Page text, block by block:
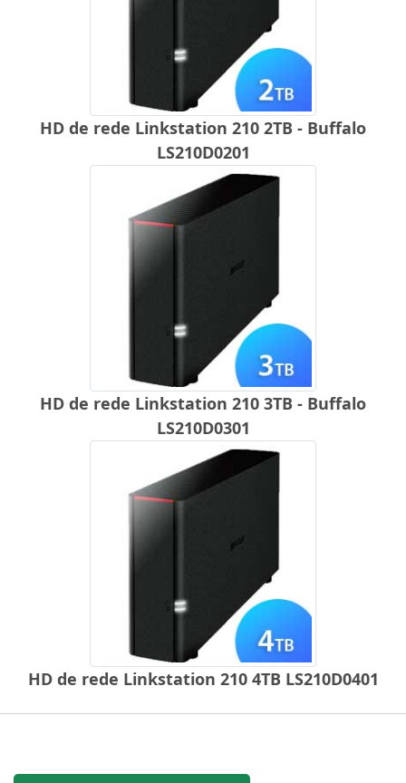
HD de rede Linkstation 210 2TB - Buffalo
LS210D0201
HD de rede Linkstation 210 3TB - Buffalo
LS210D0301
HD de rede Linkstation 210 4TB LS210D0401